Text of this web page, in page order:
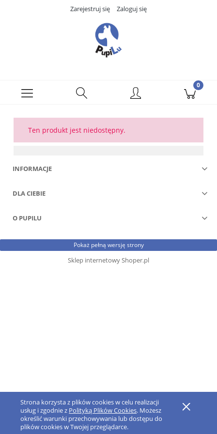
Strona korzysta z plików cookies w celu realizacji
usług i zgodnie z Polityką Plików Cookies. Możesz
określić warunki przechowywania lub dostępu do
plików cookies w Twojej przeglądarce.
Zarejestruj się Zaloguj się
Ten produkt jest niedostępny.
INFORMACJE
DLA CIEBIE
O PUPILU
Pokaż pełną wersję strony
Sklep internetowy Shoper.pl